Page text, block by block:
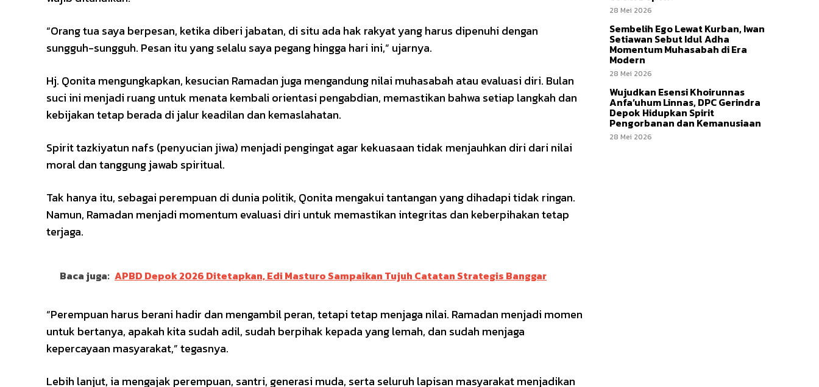
“Orang tua saya berpesan, ketika diberi jabatan, di situ ada hak rakyat yang harus dipenuhi dengan
sungguh-sungguh. Pesan itu yang selalu saya pegang hingga hari ini,” ujarnya.
Hj. Qonita mengungkapkan, kesucian Ramadan juga mengandung nilai muhasabah atau evaluasi diri. Bulan
suci ini menjadi ruang untuk menata kembali orientasi pengabdian, memastikan bahwa setiap langkah dan
kebijakan tetap berada di jalur keadilan dan kemaslahatan.
Spirit tazkiyatun nafs (penyucian jiwa) menjadi pengingat agar kekuasaan tidak menjauhkan diri dari nilai
moral dan tanggung jawab spiritual.
Tak hanya itu, sebagai perempuan di dunia politik, Qonita mengakui tantangan yang dihadapi tidak ringan.
Namun, Ramadan menjadi momentum evaluasi diri untuk memastikan integritas dan keberpihakan tetap
terjaga.
Baca juga: APBD Depok 2026 Ditetapkan, Edi Masturo Sampaikan Tujuh Catatan Strategis Banggar
“Perempuan harus berani hadir dan mengambil peran, tetapi tetap menjaga nilai. Ramadan menjadi momen
untuk bertanya, apakah kita sudah adil, sudah berpihak kepada yang lemah, dan sudah menjaga
kepercayaan masyarakat,” tegasnya.
Lebih lanjut, ia mengajak perempuan, santri, generasi muda, serta seluruh lapisan masyarakat menjadikan
28 Mei 2026
Sembelih Ego Lewat Kurban, Iwan
Setiawan Sebut Idul Adha
Momentum Muhasabah di Era
Modern
28 Mei 2026
Wujudkan Esensi Khoirunnas
Anfa’uhum Linnas, DPC Gerindra
Depok Hidupkan Spirit
Pengorbanan dan Kemanusiaan
28 Mei 2026